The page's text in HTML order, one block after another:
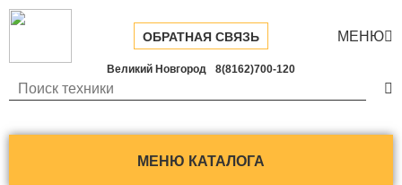
ОБРАТНАЯ СВЯЗЬ МЕНЮ
Великий Новгород 8(8162)700-120

МЕНЮ КАТАЛОГА